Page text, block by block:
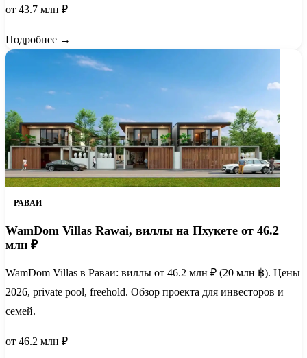
от 43.7 млн ₽
Подробнее →
РАВАИ
WamDom Villas Rawai, виллы на Пхукете от 46.2
млн ₽
WamDom Villas в Раваи: виллы от 46.2 млн ₽ (20 млн ฿). Цены
2026, private pool, freehold. Обзор проекта для инвесторов и
семей.
от 46.2 млн ₽